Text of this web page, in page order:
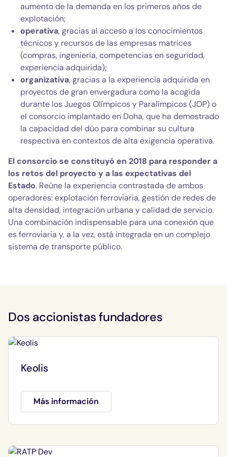
aumento de la demanda en los primeros años de
explotación;
operativa, gracias al acceso a los conocimientos
técnicos y recursos de las empresas matrices
(compras, ingeniería, competencias en seguridad,
experiencia adquirida);
organizativa, gracias a la experiencia adquirida en
proyectos de gran envergadura como la acogida
durante los Juegos Olímpicos y Paralímpicos (JOP) o
el consorcio implantado en Doha, que ha demostrado
la capacidad del dúo para combinar su cultura
respectiva en contextos de alta exigencia operativa.
El consorcio se constituyó en 2018 para responder a
los retos del proyecto y a las expectativas del
Estado. Reúne la experiencia contrastada de ambos
operadores: explotación ferroviaria, gestión de redes de
alta densidad, integración urbana y calidad de servicio.
Una combinación indispensable para una conexión que
es ferroviaria y, a la vez, está integrada en un complejo
sistema de transporte público.
Dos accionistas fundadores
Keolis
Más información